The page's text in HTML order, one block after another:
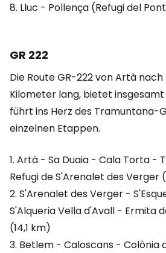
8. Lluc - Pollença (Refugi del
GR 222
Die Route GR-222 von Artà nach
Kilometer lang, bietet
führt ins Herz des Tramuntana-
einzelnen Etappen.
1. Artà - Sa Duaia - Cala Torta -
Refugi de S'Arenalet des Verger
2. S'Arenalet des Verger -
S'Alqueria Vella d'Avall - Ermita
(14,1 km)
3. Betlem - Caloscans - Colònia